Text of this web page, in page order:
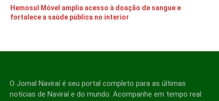
Hemosul Móvel amplia acesso à doação de sangue e
fortalece a saúde pública no interior
O Jornal Naviraí é seu portal completo para as últimas
notícias de Naviraí e do mundo. Acompanhe em tempo real